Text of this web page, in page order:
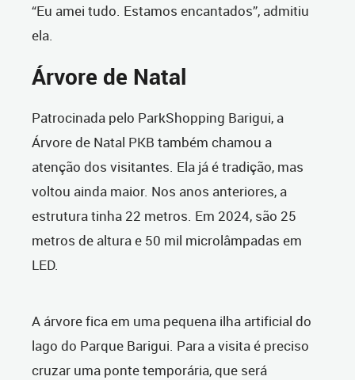
“Eu amei tudo. Estamos encantados”, admitiu
ela.
Árvore de Natal
Patrocinada pelo ParkShopping Barigui, a
Árvore de Natal PKB também chamou a
atenção dos visitantes. Ela já é tradição, mas
voltou ainda maior. Nos anos anteriores, a
estrutura tinha 22 metros. Em 2024, são 25
metros de altura e 50 mil microlâmpadas em
LED.
A árvore fica em uma pequena ilha artificial do
lago do Parque Barigui. Para a visita é preciso
cruzar uma ponte temporária, que será